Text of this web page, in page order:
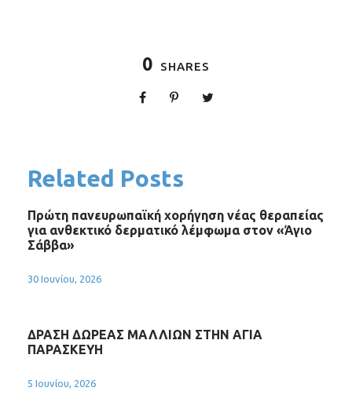
0 SHARES
Related Posts
Πρώτη πανευρωπαϊκή χορήγηση νέας θεραπείας
για ανθεκτικό δερματικό λέμφωμα στον «Άγιο
Σάββα»
30 Ιουνίου, 2026
ΔΡΑΣΗ ΔΩΡΕΑΣ ΜΑΛΛΙΩΝ ΣΤΗΝ ΑΓΙΑ
ΠΑΡΑΣΚΕΥΗ
5 Ιουνίου, 2026